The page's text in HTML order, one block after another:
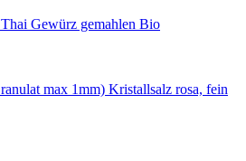
Thai Gewürz gemahlen Bio
Kristallsalz rosa, fein